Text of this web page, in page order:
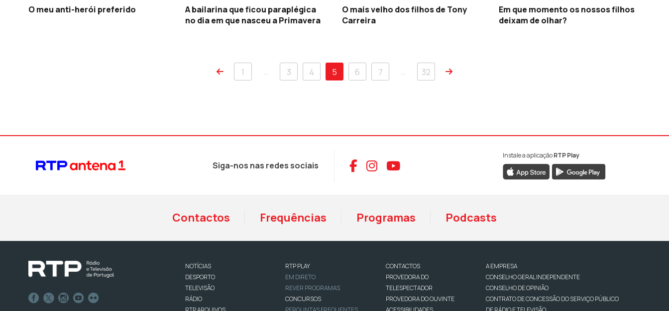
O meu anti-herói preferido
A bailarina que ficou paraplégica
no dia em que nasceu a Primavera
O mais velho dos filhos de Tony
Carreira
Em que momento os nossos filhos
deixam de olhar?
1 … 3 4 5 6 7 … 32
Siga-nos nas redes sociais Aceder ao Facebook da RTP Antena 1
Aceder ao Instagram da RTP Antena 1
Aceder ao YouTube da RTP Antena 1
Instale a aplicaçãoRTP Play
Contactos Frequências Programas Podcasts
NOTÍCIAS
DESPORTO
TELEVISÃO
RÁDIO
RTP PLAY
EM DIRETO
REVER PROGRAMAS
CONCURSOS
CONTACTOS
PROVEDORA DO
TELESPECTADOR
PROVEDORA DO OUVINTE
A EMPRESA
CONSELHO GERAL INDEPENDENTE
CONSELHO DE OPINIÃO
CONTRATO DE CONCESSÃO DO SERVIÇO PÚBLICO